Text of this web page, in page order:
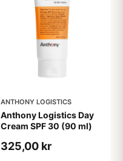
ANTHONY LOGISTICS
Anthony Logistics Day
Cream SPF 30 (90 ml)
325,00 kr